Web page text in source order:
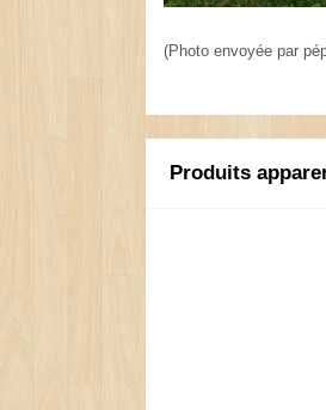
(Photo envoyée par
Produits